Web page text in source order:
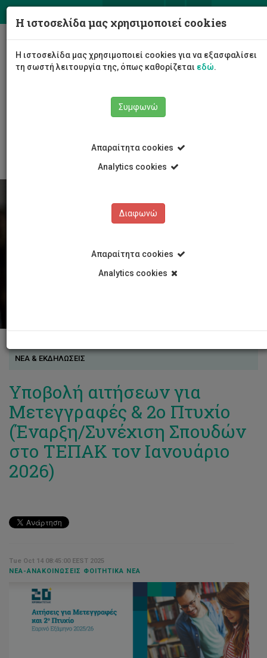
ΝΕΑ & ΕΚΔΗΛΩΣΕΙΣ
Υποβολή αιτήσεων για
Μετεγγραφές & 2ο Πτυχίο
(Έναρξη/Συνέχιση Σπουδών
στο ΤΕΠΑΚ τον Ιανουάριο
2026)
Tue Oct 14 08:45:00 EEST 2025
ΝΈΑ-ΑΝΑΚΟΙΝΏΣΕΙΣ ΦΟΙΤΗΤΙΚΆ ΝΈΑ
Η ιστοσελίδα μας χρησιμοποιεί cookies
Η ιστοσελίδα μας χρησιμοποιεί cookies για να εξασφαλίσει
τη σωστή λειτουργία της, όπως καθορίζεται εδώ.
Συμφωνώ
Απαραίτητα cookies
Analytics cookies
Διαφωνώ
Απαραίτητα cookies
Analytics cookies